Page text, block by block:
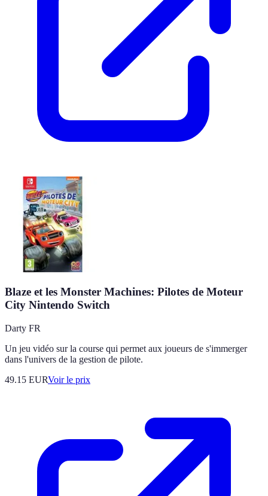
Blaze et les Monster Machines: Pilotes de Moteur
City Nintendo Switch
Darty FR
Un jeu vidéo sur la course qui permet aux joueurs de s'immerger
dans l'univers de la gestion de pilote.
49.15 EURVoir le prix